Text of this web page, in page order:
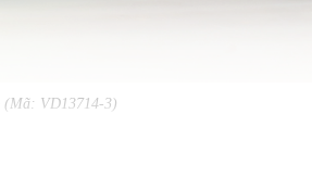
(Mã: VD13714-3)